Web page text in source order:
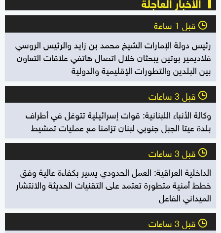
l قبل 1 ساعة
رئيس دولة الإمارات الشيخ محمد بن زايد والرئيس الروسي
فلاديمير بوتين يبحثان خلال اتصال هاتفي علاقات التعاون
بين البلدين والتطورات الإقليمية والدولية
l قبل 3 ساعات
وكالة الأنباء اللبنانية: قوات إسرائيلية تتوغل في أطراف
بلدة عيتا الجبل جنوبي لبنان تزامنا مع عمليات تمشيط
l قبل 3 ساعات
الداخلية العراقية: العمل الحدودي يسير بكفاءة عالية وفق
خطط أمنية متطورة تعتمد على التقنيات الحديثة والانتشار
الميداني الفاعل
l قبل 3 ساعات